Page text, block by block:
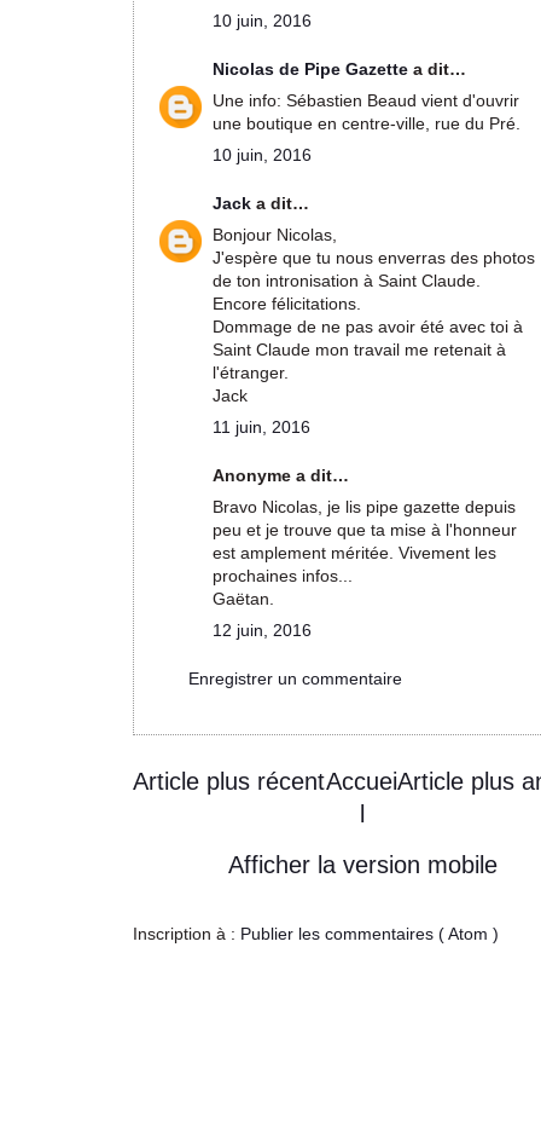
10 juin, 2016
Nicolas de Pipe Gazette a dit…
Une info: Sébastien Beaud vient d'ouvrir
une boutique en centre-ville, rue du Pré.
10 juin, 2016
Jack a dit…
Bonjour Nicolas,
J'espère que tu nous enverras des photos
de ton intronisation à Saint Claude.
Encore félicitations.
Dommage de ne pas avoir été avec toi à
Saint Claude mon travail me retenait à
l'étranger.
Jack
11 juin, 2016
Anonyme a dit…
Bravo Nicolas, je lis pipe gazette depuis
peu et je trouve que ta mise à l'honneur
est amplement méritée. Vivement les
prochaines infos...
Gaëtan.
12 juin, 2016
Enregistrer un commentaire
Article plus récent Article plus
Accuei
Afficher la version mobile
Inscription à : Publier les commentaires ( Atom )